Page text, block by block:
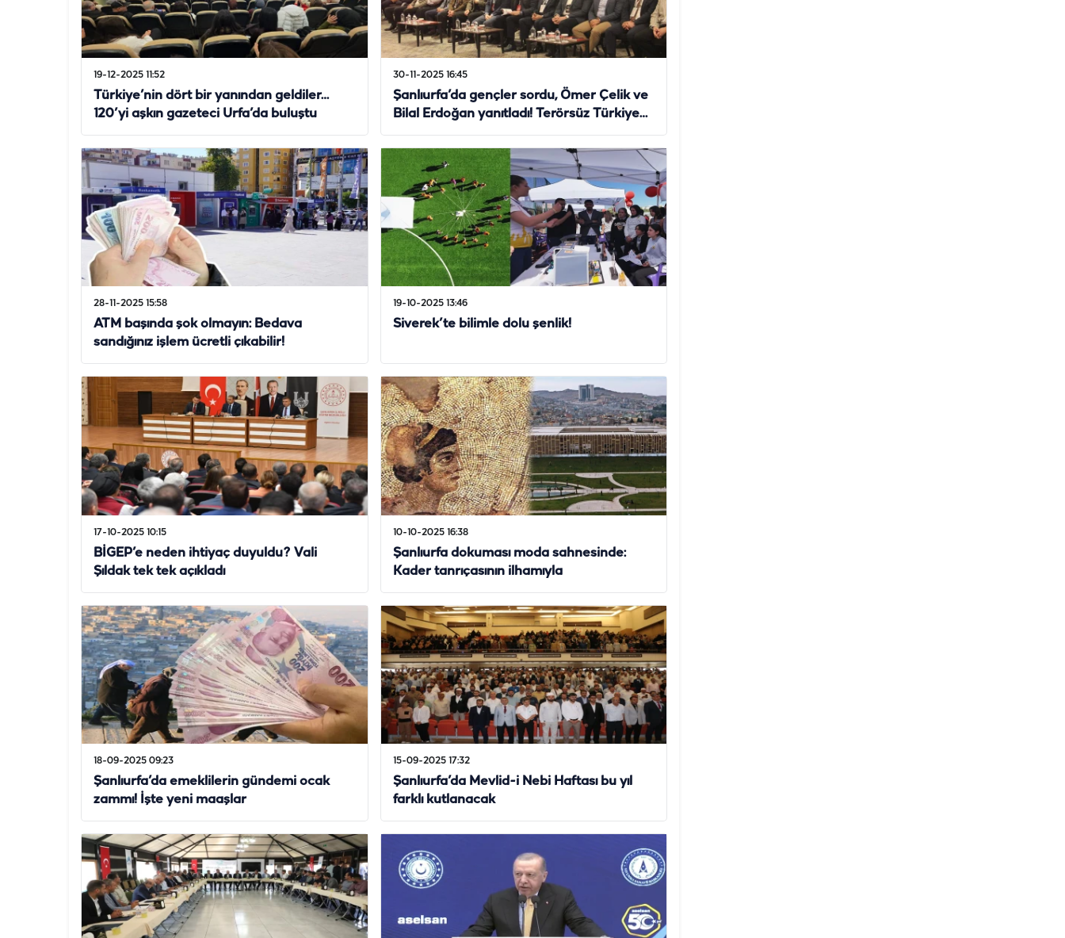
19-12-2025 11:52
Türkiye’nin dört bir yanından geldiler…
120’yi aşkın gazeteci Urfa’da buluştu
30-11-2025 16:45
Şanlıurfa’da gençler sordu, Ömer Çelik ve
Bilal Erdoğan yanıtladı! Terörsüz Türkiye…
28-11-2025 15:58
ATM başında şok olmayın: Bedava
sandığınız işlem ücretli çıkabilir!
19-10-2025 13:46
Siverek’te bilimle dolu şenlik!
17-10-2025 10:15
BİGEP’e neden ihtiyaç duyuldu? Vali
Şıldak tek tek açıkladı
10-10-2025 16:38
Şanlıurfa dokuması moda sahnesinde:
Kader tanrıçasının ilhamıyla
18-09-2025 09:23
Şanlıurfa’da emeklilerin gündemi ocak
zammı! İşte yeni maaşlar
15-09-2025 17:32
Şanlıurfa’da Mevlid-i Nebi Haftası bu yıl
farklı kutlanacak